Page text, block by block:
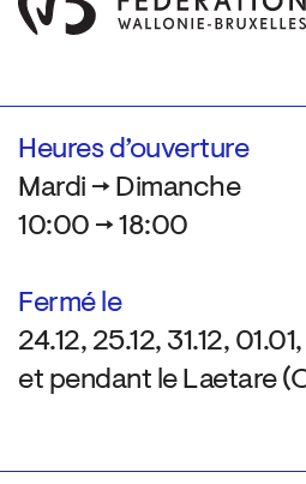
Heures d’ouverture
Mardi → Dimanche
10:00 → 18:00
Fermé le
24.12, 25.12, 31.12, 01.01,
et pendant le Laetare